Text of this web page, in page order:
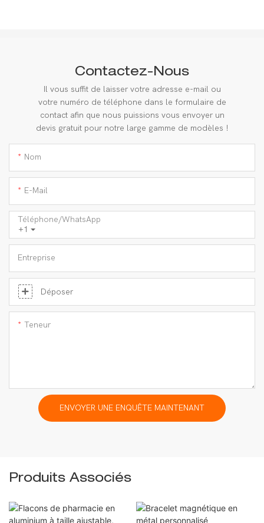
Contactez-Nous
Il vous suffit de laisser votre adresse e-mail ou
votre numéro de téléphone dans le formulaire de
contact afin que nous puissions vous envoyer un
devis gratuit pour notre large gamme de modèles !
Nom
E-Mail
+1
Téléphone/WhatsApp
Entreprise
Déposer
Teneur
ENVOYER UNE ENQUÊTE MAINTENANT
Produits Associés